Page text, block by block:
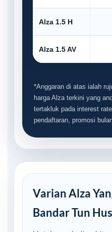
Alza 1.5 H
Alza 1.5 AV
*Anggaran di atas ialah
harga Alza terkini yang
tertakluk pada interest
pendaftaran, promosi
Varian Alza
Bandar Tun